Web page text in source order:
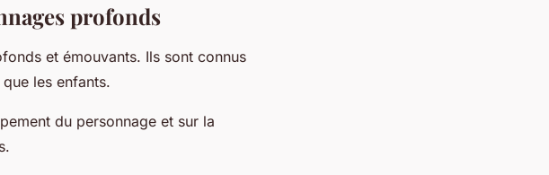
profonds
et émouvants. Ils sont connus
les enfants.
du personnage et sur la